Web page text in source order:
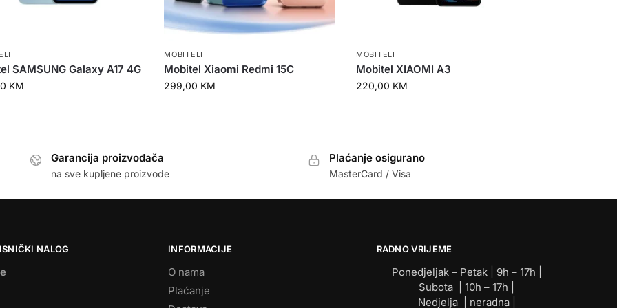
SAMSUNG Galaxy A17 4G
KM
MOBITELI
Mobitel Xiaomi Redmi 15C
299,00 KM
MOBITELI
Mobitel XIAOMI A3
220,00 KM
Garancija proizvođača
na sve kupljene proizvode
Plaćanje osigurano
MasterCard / Visa
NALOG INFORMACIJE
O nama
Plaćanje
RADNO VRIJEME
Ponedjeljak – Petak | 9h – 17h |
Subota | 10h – 17h |
Nedjelja | neradna |